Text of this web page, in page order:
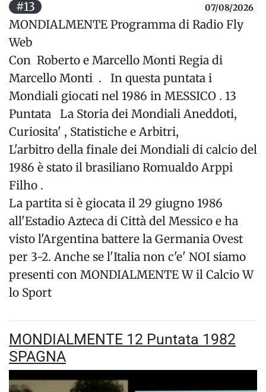
#13 07/08/2026
MONDIALMENTE Programma di Radio Fly
Web
Con Roberto e Marcello Monti Regia di
Marcello Monti . In questa puntata i
Mondiali giocati nel 1986 in MESSICO . 13
Puntata La Storia dei Mondiali Aneddoti,
Curiosita' , Statistiche e Arbitri,
L'arbitro della finale dei Mondiali di calcio del
1986 è stato il brasiliano Romualdo Arppi
Filho .
La partita si è giocata il 29 giugno 1986
all'Estadio Azteca di Città del Messico e ha
visto l'Argentina battere la Germania Ovest
per 3-2. Anche se l'Italia non c'e' NOI siamo
presenti con MONDIALMENTE W il Calcio W
lo Sport
MONDIALMENTE 12 Puntata 1982
SPAGNA